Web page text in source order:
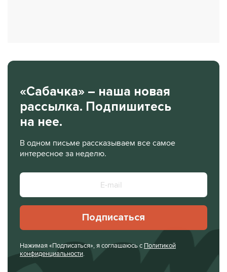
«Сабачка» – наша новая
рассылка. Подпишитесь
на нее.
В одном письме рассказываем все самое
интересное за неделю.
Подписаться
Нажимая «Подписаться», я соглашаюсь с Политикой
конфиденциальности.